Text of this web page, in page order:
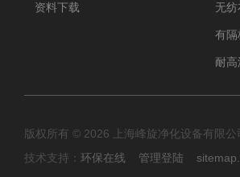
资料下载
版权所有 © 2026 上海峰旋净化设备有限
技术支持： 环保在线 管理登陆